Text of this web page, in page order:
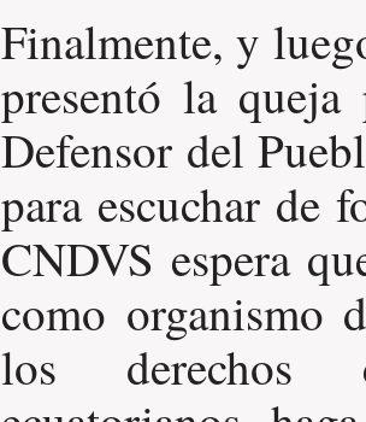
Finalmente, y
presentó la
Defensor del
para escuchar de
CNDVS espera
como organismo
los derechos